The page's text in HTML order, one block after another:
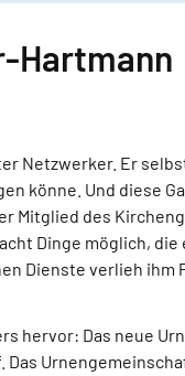
Hartmann
Netzwerker. Er
könne. Und diese
Mitglied des
Dinge möglich,
Dienste verlieh ihm
hervor: Das neue